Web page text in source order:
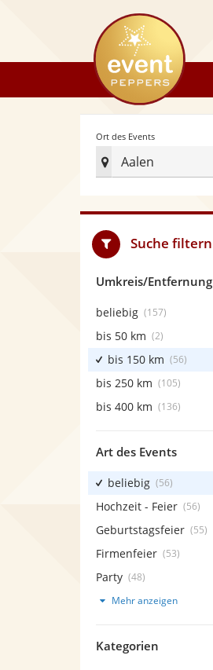
eventpeppers
Ort des Events
Aalen
Radius
Suche filtern
Umkreis/Entfernung
beliebig (157)
bis 50 km (2)
bis 150 km (56)
bis 250 km (105)
bis 400 km (136)
Art des Events
beliebig (56)
Hochzeit - Feier (56)
Geburtstagsfeier (55)
Firmenfeier (53)
Party (48)
Mehr anzeigen
Kategorien